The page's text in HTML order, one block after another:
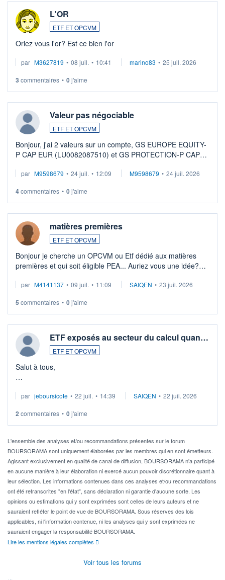
L'OR
ETF ET OPCVM
Oriez vous l'or? Est ce bien l'or
par M3627819 • 08 juil. • 10:41 marino83 • 25 juil. 2026
3 commentaires • 0j'aime
Valeur pas négociable
ETF ET OPCVM
Bonjour, j'ai 2 valeurs sur un compte, GS EUROPE EQUITY-
P CAP EUR (LU0082087510) et GS PROTECTION-P CAP
veux procéder à la vente, on me signale ...
par M9598679 • 24 juil. • 12:09 M9598679 • 24 juil. 2026
4commentaires • 0j'aime
matières premières
ETF ET OPCVM
Bonjour je cherche un OPCVM ou Etf dédié aux matières
premières et qui soit éligible PEA... Auriez vous une idée?
par M4141137 • 09 juil. • 11:09 SAIQEN • 23 juil. 2026
5 commentaires • 0j'aime
ETF exposés au secteur du calcul quan…
ETF ET OPCVM
Salut à tous,
via un ETF plutôt que des actions individuelles.
Idéalement, je voudrais qu'il soit éligible au PEA.
Pour l' ...
par jeboursicote • 22 juil. • 14:39 SAIQEN • 22 juil. 2026
2 commentaires • 0j'aime
L'ensemble des analyses et/ou recommandations présentes sur le forum
BOURSORAMA sont uniquement élaborées par les membres qui en sont émetteurs.
Agissant exclusivement en qualité de canal de diffusion, BOURSORAMA n'a participé
en aucune manière à leur élaboration ni exercé aucun pouvoir discrétionnaire quant à
leur sélection. Les informations contenues dans ces analyses et/ou recommandations
ont été retranscrites "en l'état", sans déclaration ni garantie d'aucune sorte. Les
opinions ou estimations qui y sont exprimées sont celles de leurs auteurs et ne
sauraient refléter le point de vue de BOURSORAMA. Sous réserves des lois
applicables, ni l'information contenue, ni les analyses qui y sont exprimées ne
sauraient engager la responsabilité BOURSORAMA.
Lire les mentions légales complètes
Voir tous les forums